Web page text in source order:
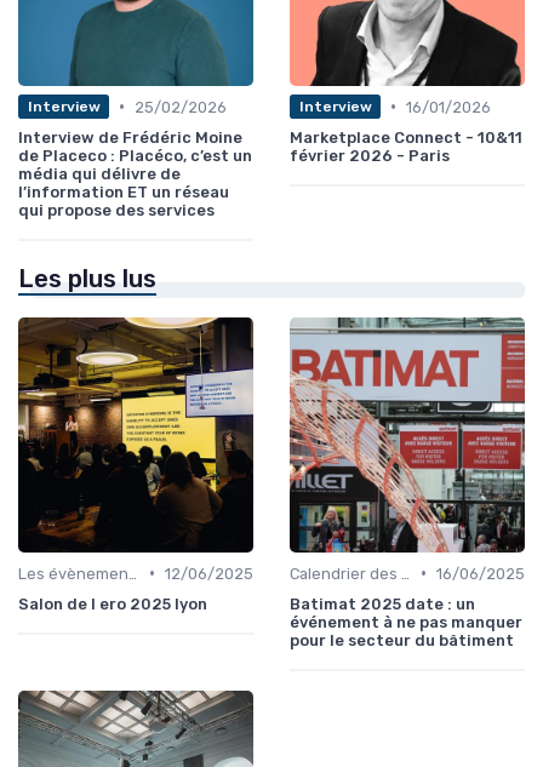
Interview •
25/02/2026
Interview de Frédéric Moine
de Placeco : Placéco, c’est un
média qui délivre de
l’information ET un réseau
qui propose des services
Interview • 16/01/2026
Marketplace Connect - 10&11
février 2026 - Paris
Les plus lus
• 12/06/2025
Salon de l ero 2025 lyon
• 16/06/2025
Batimat 2025 date : un
événement à ne pas manquer
pour le secteur du bâtiment